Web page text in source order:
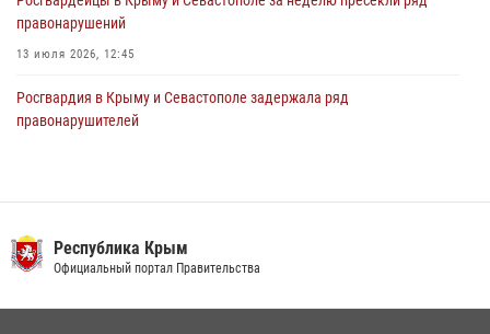
правонарушений
13 июля 2026, 12:45
Росгвардия в Крыму и Севастополе задержала ряд
правонарушителей
Росгвардейцы Крыма и Севастополя отметили День Крещения Руси
Республика Крым
Официальный портал Правительства